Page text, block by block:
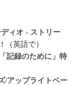
ィオ - ストリー
（英語で）
記録のために」特
/アップライトベー